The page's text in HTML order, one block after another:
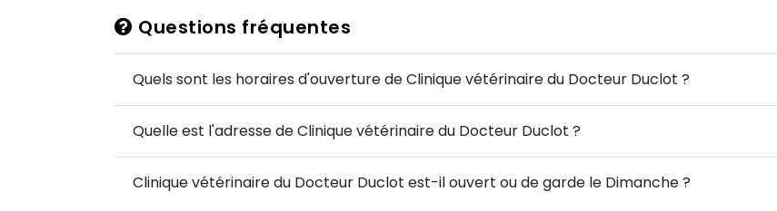
Questions fréquentes
Quels sont les horaires d'ouverture de Clinique vétérinaire du Docteur Duclot ?
Quelle est l'adresse de Clinique vétérinaire du Docteur Duclot ?
Clinique vétérinaire du Docteur Duclot est-il ouvert ou de garde le Dimanche ?